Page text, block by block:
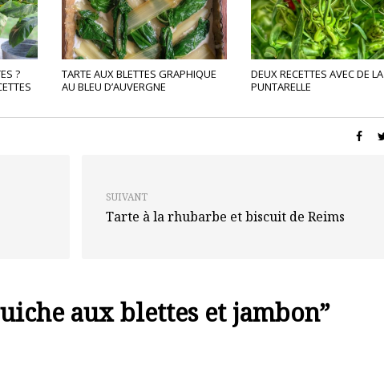
?
TARTE AUX BLETTES GRAPHIQUE
AU BLEU D’AUVERGNE
DEUX RECETTES AVEC DE LA
PUNTARELLE
SUIVANT
Tarte à la rhubarbe et biscuit de Reims
aux blettes et jambon”